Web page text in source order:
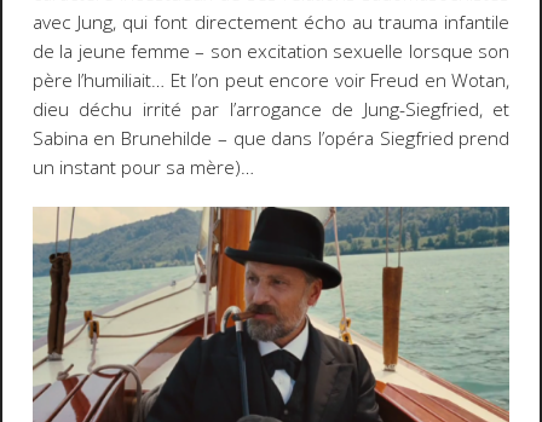
avec Jung, qui font directement écho au trauma infantile
de la jeune femme – son excitation sexuelle lorsque son
père l’humiliait… Et l’on peut encore voir Freud en Wotan,
dieu déchu irrité par l’arrogance de Jung-Siegfried, et
Sabina en Brunehilde – que dans l’opéra Siegfried prend
un instant pour sa mère)…